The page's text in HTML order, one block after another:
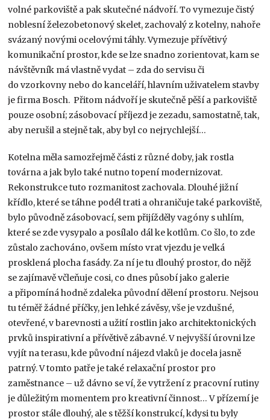
volné parkoviště a pak skutečné nádvoří. To vymezuje čistý
noblesní železobetonový skelet, zachovalý z kotelny, nahoře
svázaný novými ocelovými táhly. Vymezuje přívětivý
komunikační prostor, kde se lze snadno zorientovat, kam se
návštěvník má vlastně vydat – zda do servisu či
do vzorkovny nebo do kanceláří, hlavním uživatelem stavby
je firma Bosch. Přitom nádvoří je skutečně pěší a parkoviště
pouze osobní; zásobovací příjezd je zezadu, samostatně, tak,
aby nerušil a stejně tak, aby byl co nejrychlejší…
Kotelna měla samozřejmě části z různé doby, jak rostla
továrna a jak bylo také nutno topení modernizovat.
Rekonstrukce tuto rozmanitost zachovala. Dlouhé jižní
křídlo, které se táhne podél trati a ohraničuje také parkoviště,
bylo původně zásobovací, sem přijížděly vagóny s uhlím,
které se zde vysypalo a posílalo dál ke kotlům. Co šlo, to zde
zůstalo zachováno, ovšem místo vrat vjezdu je velká
prosklená plocha fasády. Za ní je tu dlouhý prostor, do nějž
se zajímavě včleňuje cosi, co dnes působí jako galerie
a připomíná hodně zdaleka původní dělení prostoru. Nejsou
tu téměř žádné příčky, jen lehké závěsy, vše je vzdušné,
otevřené, v barevnosti a užití rostlin jako architektonických
prvků inspirativní a přívětivě zábavné. V nejvyšší úrovni lze
vyjít na terasu, kde původní nájezd vlaků je docela jasně
patrný. V tomto patře je také relaxační prostor pro
zaměstnance – už dávno se ví, že vytržení z pracovní rutiny
je důležitým momentem pro kreativní činnost… V přízemí je
prostor stále dlouhý, ale s těžší konstrukcí, kdysi tu byly